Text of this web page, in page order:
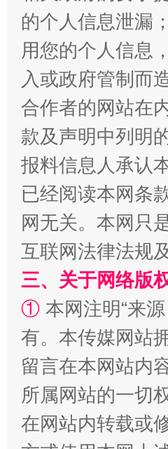
“刷贴”乱象丛生
解纷+调解+退费，一次搞
的个人信息泄漏；
用您的个人信息
入或政府管制而
合作者的网站在
款及声明中列明
报料信息人承认
已经阅读本网条
网无关。本网只
互联网法律法规
三、关于网络版
① 本网注明“来
有。本传媒网站
留言在本网站内
所属网站的一切
在网站内转载或